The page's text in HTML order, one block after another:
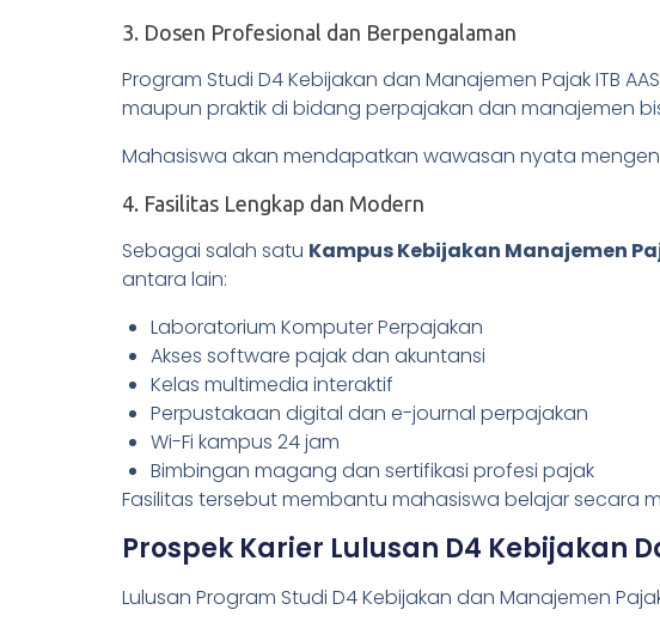
3. Dosen Profesional dan Berpengalaman
Program Studi D4 Kebijakan dan Manajemen Pajak ITB
maupun praktik di bidang perpajakan dan manajemen
Mahasiswa akan mendapatkan wawasan nyata
4. Fasilitas Lengkap dan Modern
Sebagai salah satu Kampus Kebijakan Manajemen
antara lain:
Laboratorium Komputer Perpajakan
Akses software pajak dan akuntansi
Kelas multimedia interaktif
Perpustakaan digital dan e-journal perpajakan
Wi-Fi kampus 24 jam
Bimbingan magang dan sertifikasi profesi pajak
Fasilitas tersebut membantu mahasiswa belajar secara
Prospek Karier Lulusan D4 Kebijakan
Lulusan Program Studi D4 Kebijakan dan Manajemen